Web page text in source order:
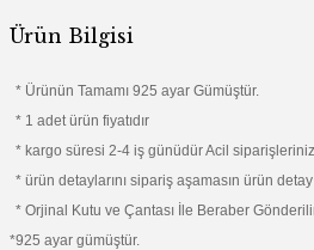
Ürün Bilgisi
* Ürünün Tamamı 925 ayar Gümüştür.
* 1 adet ürün fiyatıdır
* kargo süresi 2-4 iş günüdür Acil
* ürün detaylarını sipariş aşamasın ürün
* Orjinal Kutu ve Çantası İle Beraber
*925 ayar gümüştür.